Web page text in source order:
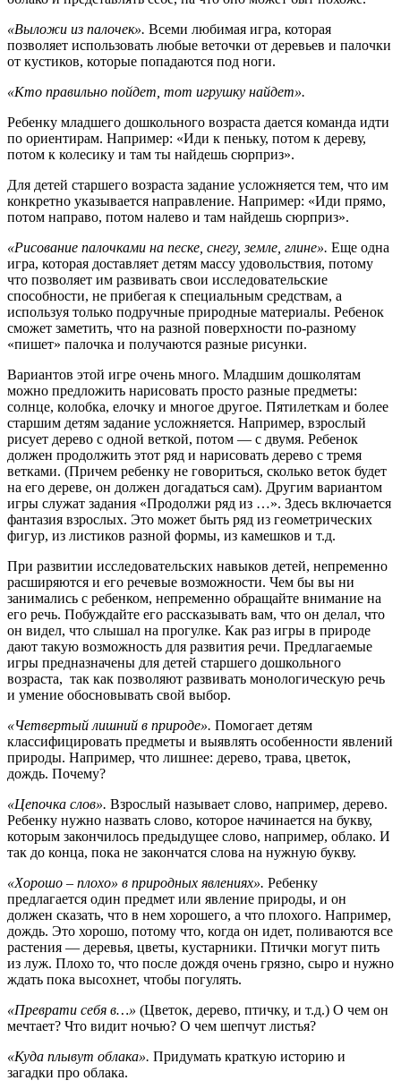
«Выложи из палочек». Всеми любимая игра, которая
позволяет использовать любые веточки от деревьев и палочки
от кустиков, которые попадаются под ноги.
«Кто правильно пойдет, тот игрушку найдет».
Ребенку младшего дошкольного возраста дается команда идти
по ориентирам. Например: «Иди к пеньку, потом к дереву,
потом к колесику и там ты найдешь сюрприз».
Для детей старшего возраста задание усложняется тем, что им
конкретно указывается направление. Например: «Иди прямо,
потом направо, потом налево и там найдешь сюрприз».
«Рисование палочками на песке, снегу, земле, глине». Еще одна
игра, которая доставляет детям массу удовольствия, потому
что позволяет им развивать свои исследовательские
способности, не прибегая к специальным средствам, а
используя только подручные природные материалы. Ребенок
сможет заметить, что на разной поверхности по-разному
«пишет» палочка и получаются разные рисунки.
Вариантов этой игре очень много. Младшим дошколятам
можно предложить нарисовать просто разные предметы:
солнце, колобка, елочку и многое другое. Пятилеткам и более
старшим детям задание усложняется. Например, взрослый
рисует дерево с одной веткой, потом — с двумя. Ребенок
должен продолжить этот ряд и нарисовать дерево с тремя
ветками. (Причем ребенку не говориться, сколько веток будет
на его дереве, он должен догадаться сам). Другим вариантом
игры служат задания «Продолжи ряд из …». Здесь включается
фантазия взрослых. Это может быть ряд из геометрических
фигур, из листиков разной формы, из камешков и т.д.
При развитии исследовательских навыков детей, непременно
расширяются и его речевые возможности. Чем бы вы ни
занимались с ребенком, непременно обращайте внимание на
его речь. Побуждайте его рассказывать вам, что он делал, что
он видел, что слышал на прогулке. Как раз игры в природе
дают такую возможность для развития речи. Предлагаемые
игры предназначены для детей старшего дошкольного
возраста, так как позволяют развивать монологическую речь
и умение обосновывать свой выбор.
«Четвертый лишний в природе». Помогает детям
классифицировать предметы и выявлять особенности явлений
природы. Например, что лишнее: дерево, трава, цветок,
дождь. Почему?
«Цепочка слов». Взрослый называет слово, например, дерево.
Ребенку нуж­но назвать слово, которое начинается на букву,
которым закончилось преды­дущее слово, например, облако. И
так до конца, пока не закончатся слова на нужную букву.
«Хорошо – плохо» в природных явлениях». Ребенку
предлагается один предмет или явление природы, и он
должен сказать, что в нем хорошего, а что плохого. Например,
дождь. Это хорошо, потому что, когда он идет, полива­ются все
растения — деревья, цветы, кустарники. Птички могут пить
из луж. Плохо то, что после дождя очень грязно, сыро и нужно
ждать пока высохнет, чтобы погулять.
«Преврати себя в…» (Цветок, дерево, птичку, и т.д.) О чем он
мечтает? Что видит ночью? О чем шепчут листья?
«Куда плывут облака». Придумать краткую историю и
загадки про облака.